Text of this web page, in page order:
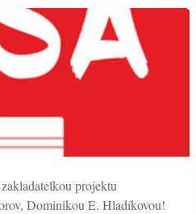
projektu
Dominikou E. Hladíkovou!